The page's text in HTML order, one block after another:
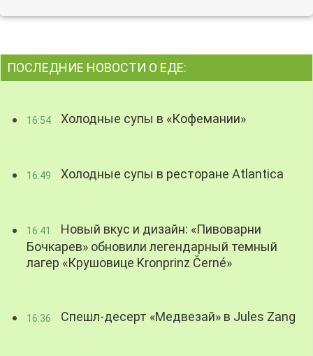
ПОСЛЕДНИЕ НОВОСТИ О ЕДЕ:
16:54 Холодные супы в «Кофемании»
16:49 Холодные супы в ресторане Atlantica
16:41
Новый вкус и дизайн: «Пивоварни
Бочкарев» обновили легендарный темный
лагер «Крушовице Kronprinz Černé»
16:36 Спешл-десерт «Медвезай» в Jules Zang